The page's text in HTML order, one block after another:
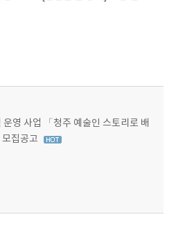
영 사업 「청주 예술인 스토리로 배
집공고